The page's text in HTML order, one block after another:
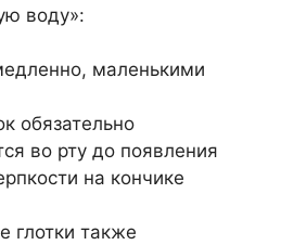
воду»:
маленькими
обязательно
во рту до появления
на кончике
глотки также